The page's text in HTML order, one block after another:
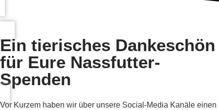
Ein tierisches Dankeschön
für Eure Nassfutter-
Spenden
Vor Kurzem haben wir über unsere Social-Media Kanäle einen